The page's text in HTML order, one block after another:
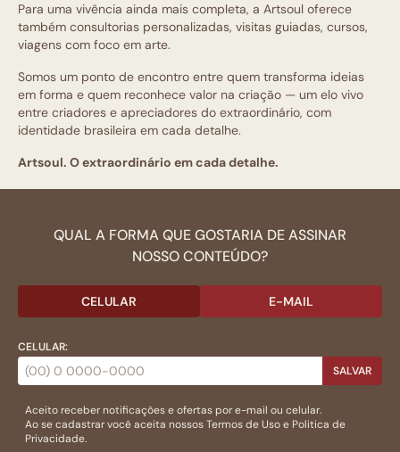
Para uma vivência ainda mais completa, a Artsoul oferece
também consultorias personalizadas, visitas guiadas, cursos,
viagens com foco em arte.
Somos um ponto de encontro entre quem transforma ideias
em forma e quem reconhece valor na criação — um elo vivo
entre criadores e apreciadores do extraordinário, com
identidade brasileira em cada detalhe.
Artsoul. O extraordinário em cada detalhe.
QUAL A FORMA QUE GOSTARIA DE ASSINAR
NOSSO CONTEÚDO?
CELULAR E-MAIL
CELULAR:
SALVAR
Aceito receber notificações e ofertas por e-mail ou celular.
Ao se cadastrar você aceita nossosTermos de Usoe Politica de
Privacidade.